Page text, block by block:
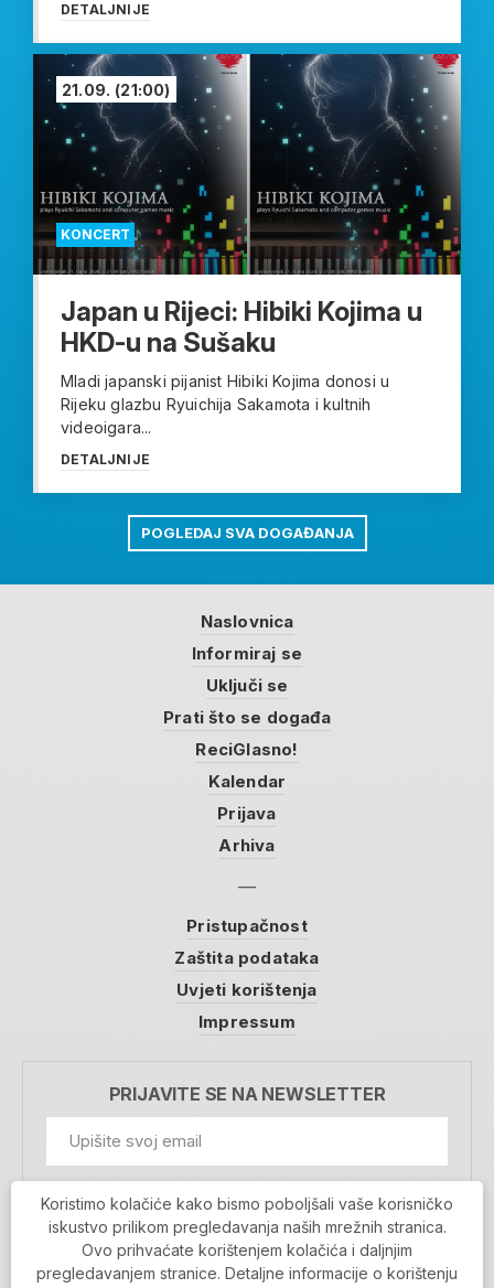
DETALJNIJE
KONCERT
21.09. (21:00)
Japan u Rijeci: Hibiki Kojima u
HKD-u na Sušaku
Mladi japanski pijanist Hibiki Kojima donosi u
Rijeku glazbu Ryuichija Sakamota i kultnih
videoigara...
DETALJNIJE
POGLEDAJ SVA DOGAĐANJA
Naslovnica
Informiraj se
Uključi se
Prati što se događa
ReciGlasno!
Kalendar
Prijava
Arhiva
Pristupačnost
Zaštita podataka
Uvjeti korištenja
Impressum
PRIJAVITE SE NA NEWSLETTER
Prihvaćam da se moji podaci spremaju u bazu
podataka i koriste u svrhu slanja MojaRijeka
newslettera
Koristimo kolačiće kako bismo poboljšali vaše korisničko
iskustvo prilikom pregledavanja naših mrežnih stranica.
Ovo prihvaćate korištenjem kolačića i daljnjim
pregledavanjem stranice. Detaljne informacije o korištenju